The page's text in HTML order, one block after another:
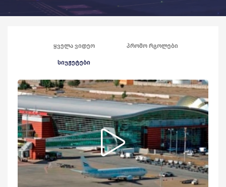
ყველა ვიდეო პრომო რგოლები
სიუჟეტები